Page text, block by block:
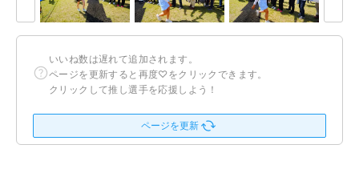
いいね数は遅れて追加されます。
ページを更新すると再度♡をクリックできます。
クリックして推し選手を応援しよう！
ページを更新